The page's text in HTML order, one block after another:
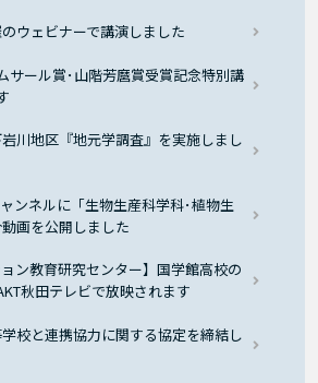
ウェビナーで講演しました
サール賞･山階芳麿賞受賞記念特別講
川地区『地元学調査』を実施しまし
ンネルに「生物生産科学科･植物生
画を公開しました
ョン教育研究センター】国学館高校の
秋田テレビで放映されます
校と連携協力に関する協定を締結し